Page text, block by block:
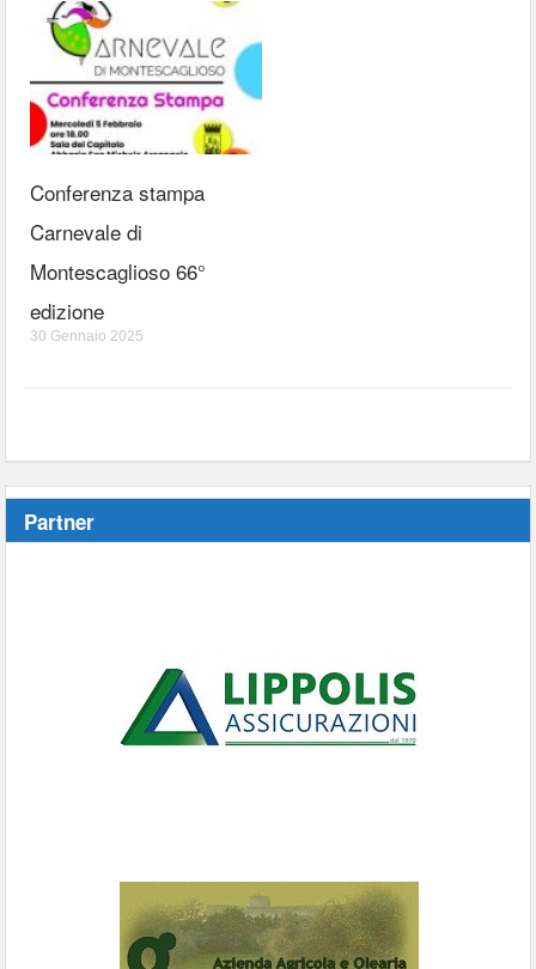
Conferenza stampa
Carnevale di
Montescaglioso 66°
edizione
30 Gennaio 2025
Partner